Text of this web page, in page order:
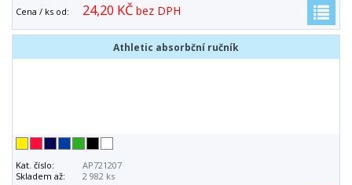
Cena / ks od: 24,20 KČ bez DPH
Athletic absorbční ručník
Kat. číslo:
AP721207
Skladem až:
2 982 ks